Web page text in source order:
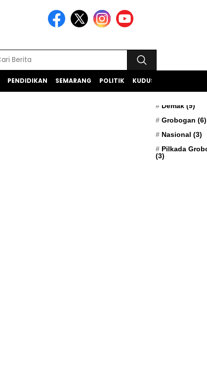
PENDIDIKAN SEMARANG POLITIK KUDUS
Apresiasi(5)
Demak (9)
Grobogan (6)
Nasional (3)
Pilkada
(3)